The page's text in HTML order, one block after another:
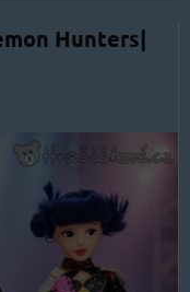
Hunters|